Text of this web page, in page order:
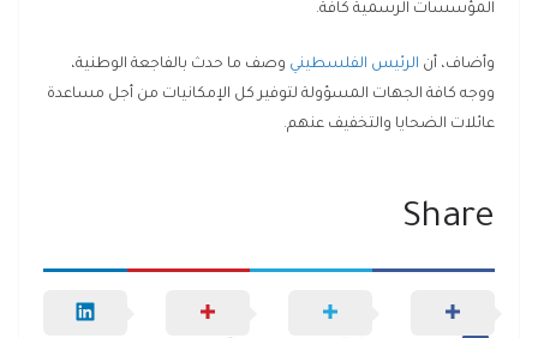
المؤسسات الرسمية كافة.
وأضاف، أن الرئيس الفلسطيني وصف ما حدث بالفاجعة الوطنية،
ووجه كافة الجهات المسؤولة لتوفير كل الإمكانيات من أجل مساعدة
عائلات الضحايا والتخفيف عنهم.
Share